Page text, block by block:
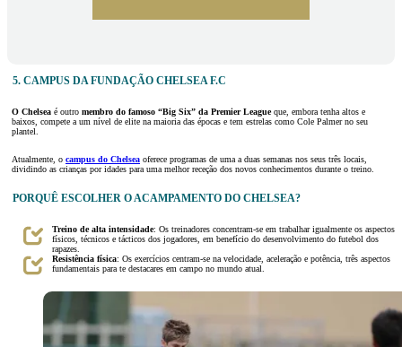
5. CAMPUS DA FUNDAÇÃO CHELSEA F.C
O Chelsea é outro membro do famoso “Big Six” da Premier Leagueque, embora tenha altos e
baixos, compete a um nível de elite na maioria das épocas e tem estrelas como Cole Palmer no seu
plantel.
Atualmente, o campus do Chelsea oferece programas de uma a duas semanas nos seus três locais,
dividindo as crianças por idades para uma melhor receção dos novos conhecimentos durante o treino.
PORQUÊ ESCOLHER O ACAMPAMENTO DO CHELSEA?
Treino de alta intensidade: Os treinadores concentram-se em trabalhar igualmente os aspectos
físicos, técnicos e tácticos dos jogadores, em benefício do desenvolvimento do futebol dos
rapazes.
Resistência física: Os exercícios centram-se na velocidade, aceleração e potência, três aspectos
fundamentais para te destacares em campo no mundo atual.